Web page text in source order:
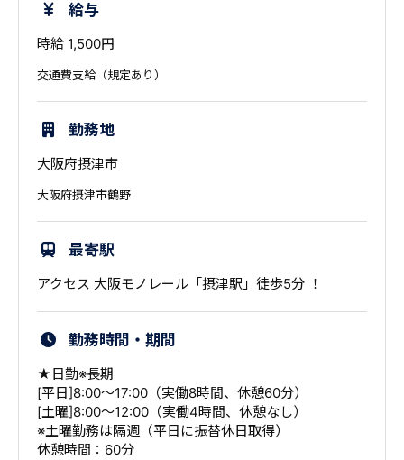
給与
時給 1,500円
交通費支給（規定あり）
勤務地
大阪府摂津市
大阪府摂津市鶴野
最寄駅
アクセス 大阪モノレール「摂津駅」徒歩5分 ！
勤務時間・期間
★日勤※長期
[平日]8:00～17:00（実働8時間、休憩60分）
[土曜]8:00～12:00（実働4時間、休憩なし）
※土曜勤務は隔週（平日に振替休日取得）
休憩時間：60分